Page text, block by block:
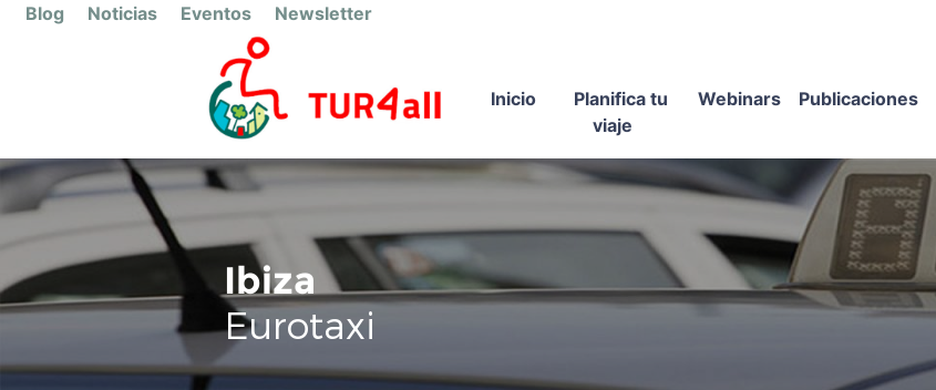
Blog Noticias Eventos Newsletter
Inicio
Planifica tu
viaje
Webinars Publicaciones
Ibiza
Eurotaxi